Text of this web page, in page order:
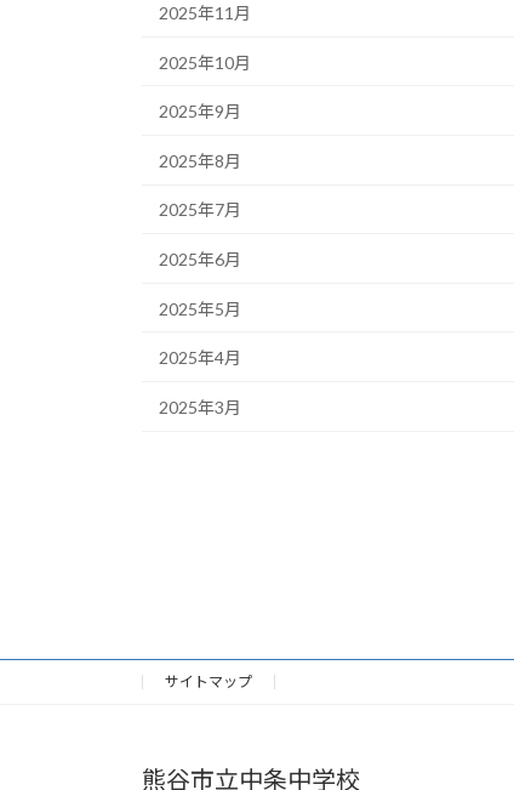
2025年11月
2025年10月
2025年9月
2025年8月
2025年7月
2025年6月
2025年5月
2025年4月
2025年3月
サイトマップ
熊谷市立中条中学校